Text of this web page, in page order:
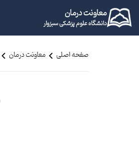
معاونت درمان
دانشگاه علوم پزشکی سبزوار
صفحه اصلی معاونت درمان